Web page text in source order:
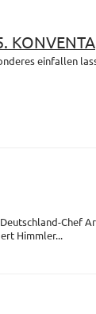
KONVENTA
einfallen
Chef
Himmler...